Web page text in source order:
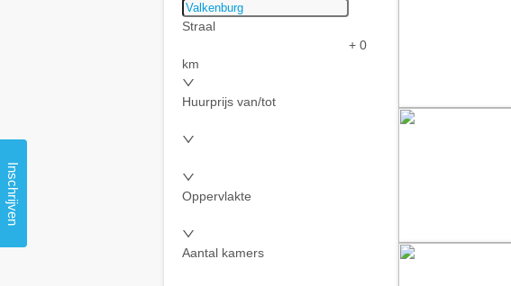
Straal
+ 0
km
Huurprijs van/tot
Oppervlakte
Aantal kamers
Inschrijven